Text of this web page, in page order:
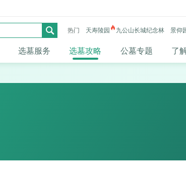
热门 天寿陵园 九公山长城纪念林 景仰
选墓服务 选墓攻略 公墓专题 了